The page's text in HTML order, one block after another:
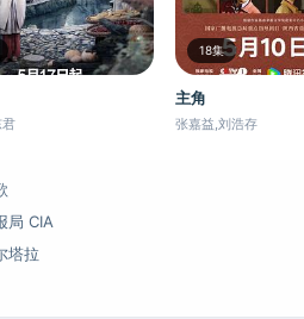
18集
主角
张嘉益,刘浩存
局 CIA
塔拉